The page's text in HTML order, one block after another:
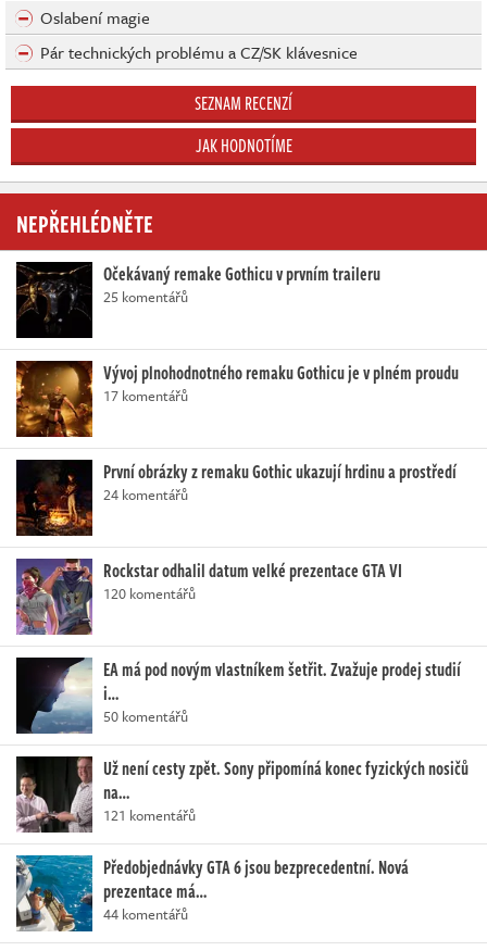
Oslabení magie
Pár technických problému a CZ/SK klávesnice
SEZNAM RECENZÍ
JAK HODNOTÍME
NEPŘEHLÉDNĚTE
Očekávaný remake Gothicu v prvním traileru
25 komentářů
Vývoj plnohodnotného remaku Gothicu je v plném proudu
17 komentářů
První obrázky z remaku Gothic ukazují hrdinu a prostředí
24 komentářů
Rockstar odhalil datum velké prezentace GTA VI
120 komentářů
EA má pod novým vlastníkem šetřit. Zvažuje prodej studií
i…
50 komentářů
Už není cesty zpět. Sony připomíná konec fyzických nosičů
na…
121 komentářů
Předobjednávky GTA 6 jsou bezprecedentní. Nová
prezentace má…
44 komentářů